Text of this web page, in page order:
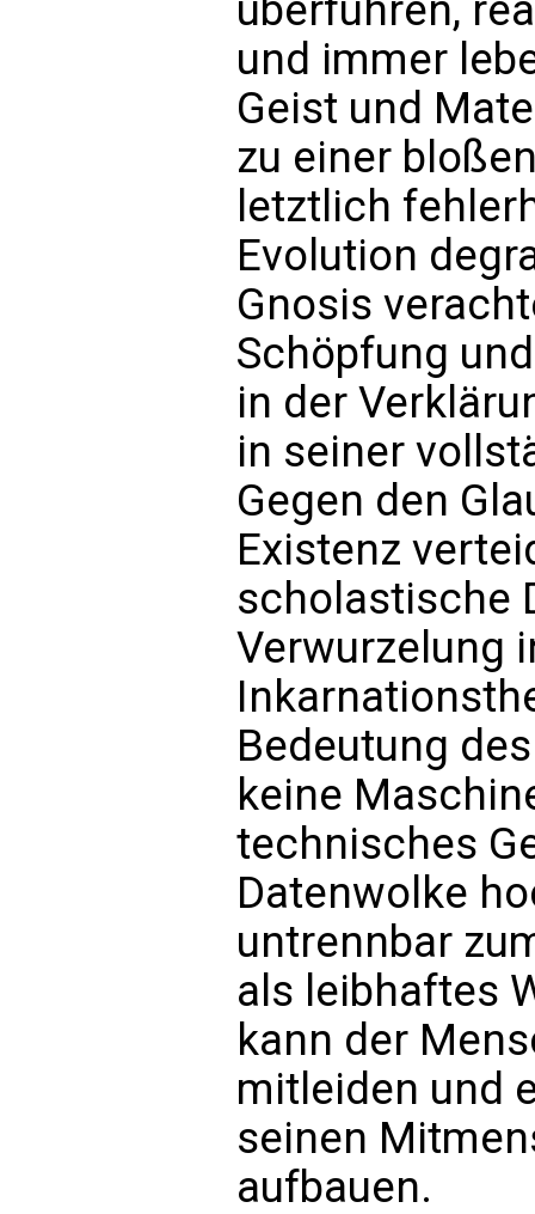
und immer
Geist und
zu einer
letztlich
Evolution
Gnosis
Schöpfung
in der
in seiner
Gegen den
Existenz
scholastische
Verwurzelung
Bedeutung
keine
technisches
Datenwolke
untrennbar
als leibhaftes
kann der
mitleiden und
seinen
aufbauen.